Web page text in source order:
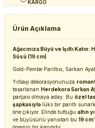
KARGO
Ürün Açıklama
Ağacınıza Büyü ve Işıltı
Süsü (19 cm)
Gold-Pembe Parıltısı, Sarkan
Yılbaşı dekorasyonunuza
tasarlanan Herdekora Sarkan
parçası olmaya aday. Bu özel
şapkasıyla lüks bir parıltı
öne çıkıyor. Elinde tuttuğu altın
ve büyüsünü yansıtan bu 19 cm